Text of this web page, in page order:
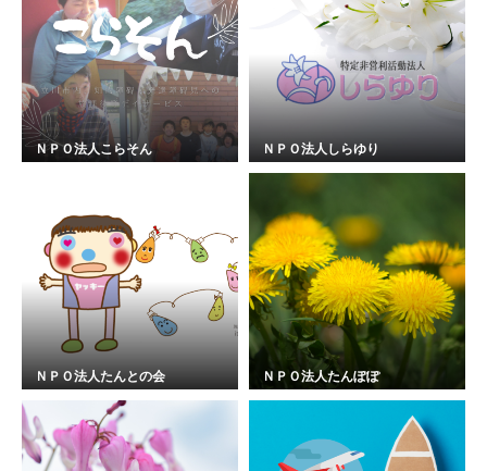
ＮＰＯ法人こらそん ＮＰＯ法人しらゆり
ＮＰＯ法人たんとの会 ＮＰＯ法人たんぽぽ